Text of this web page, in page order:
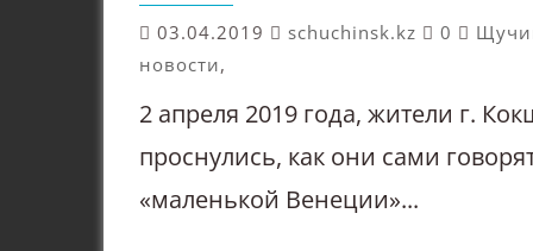
03.04.2019 schuchinsk.kz 0
новости,
2 апреля 2019 года, жители г.
проснулись, как они сами
«маленькой Венеции»...